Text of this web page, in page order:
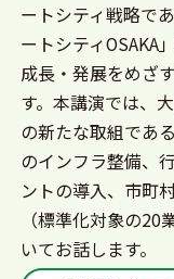
ートシティ戦略で
ートシティOSAKA
成長・発展をめざ
す。本講演では、
の新たな取組であ
のインフラ整備、
ントの導入、市町
（標準化対象の20
いてお話します。